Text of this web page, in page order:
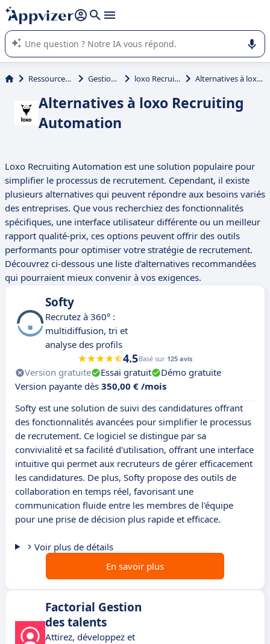
répondre (plusieurs lignes avec
L'IA de Appvizer vous guide dans l'utilisation ou la sélection de
logiciel SaaS en entreprise.
Ressources Humaines (RH) Gestion des talents loxo Recruiting Automation Alternatives à loxo Recruiting Automation
Alternatives à loxo Recruiting
Automation
Loxo Recruiting Automation est une solution populaire pour
simplifier le processus de recrutement. Cependant, il existe
plusieurs alternatives qui peuvent répondre aux besoins variés
des entreprises. Que vous recherchiez des fonctionnalités
spécifiques, une interface utilisateur différente ou un meilleur
rapport qualité-prix, ces options peuvent offrir des outils
performants pour optimiser votre stratégie de recrutement.
Découvrez ci-dessous une liste d'alternatives recommandées
qui pourraient mieux convenir à vos exigences.
Softy
Recrutez à 360° :
multidiffusion, tri et
analyse des profils
4.5Basé sur 125 avis
Version gratuite Essai gratuit
Démo gratuite
Version payante dès 350,00 € /mois
Softy est une solution de suivi des candidatures offrant
des fonctionnalités avancées pour simplifier le processus
de recrutement. Ce logiciel se distingue par sa
convivialité et sa facilité d'utilisation, offrant une interface
intuitive qui permet aux recruteurs de gérer efficacement
les candidatures. De plus, Softy propose des outils de
collaboration en temps réel, favorisant une
communication fluide entre les membres de l'équipe
pour une prise de décision plus rapide et efficace.
Voir plus de détails
En savoir plus
Factorial Gestion
des talents
Attirez, développez et